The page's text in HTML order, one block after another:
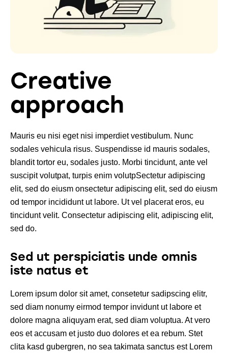
Creative
approach
Mauris eu nisi eget nisi imperdiet vestibulum. Nunc
sodales vehicula risus. Suspendisse id mauris sodales,
blandit tortor eu, sodales justo. Morbi tincidunt, ante vel
suscipit volutpat, turpis enim volutpSectetur adipiscing
elit, sed do eiusm onsectetur adipiscing elit, sed do eiusm
od tempor incididunt ut labore. Ut vel placerat eros, eu
tincidunt velit. Consectetur adipiscing elit, adipiscing elit,
sed do.
Sed ut perspiciatis unde omnis
iste natus et
Lorem ipsum dolor sit amet, consetetur sadipscing elitr,
sed diam nonumy eirmod tempor invidunt ut labore et
dolore magna aliquyam erat, sed diam voluptua. At vero
eos et accusam et justo duo dolores et ea rebum. Stet
clita kasd gubergren, no sea takimata sanctus est Lorem